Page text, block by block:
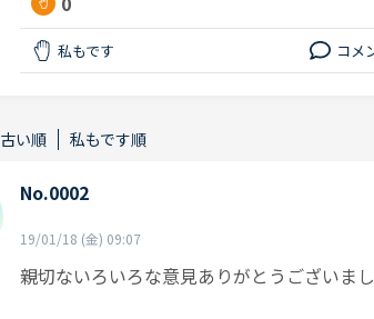
私もです コメ
古い順 私もです順
No.0002
19/01/18 (金) 09:07
親切ないろいろな意見ありがとうございまし